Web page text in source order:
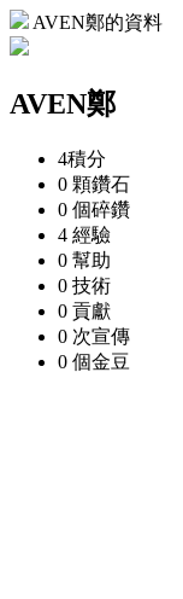
AVEN鄭的資料
AVEN鄭
4積分
0 顆鑽石
0 個碎鑽
4 經驗
0 幫助
0 技術
0 貢獻
0 次宣傳
0 個金豆